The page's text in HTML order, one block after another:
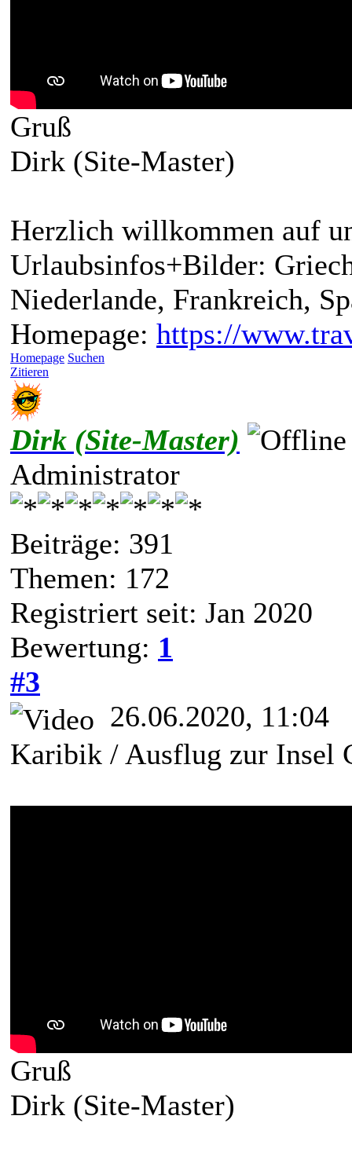
Gruß
Dirk (Site-Master)
Herzlich willkommen auf
Urlaubsinfos+Bilder:
Niederlande, Frankreich,
Homepage: https://
Homepage Suchen
Zitieren
Dirk (Site-Master)
Administrator
Beiträge: 391
Themen: 172
Registriert seit: Jan 2020
Bewertung: 1
#3
26.06.2020, 11:04
Karibik / Ausflug zur Insel
Gruß
Dirk (Site-Master)